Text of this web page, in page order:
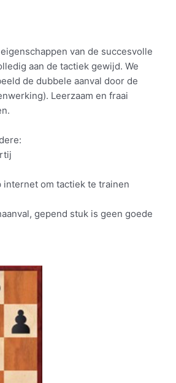
van de succesvolle
aan de tactiek gewijd. We
de dubbele aanval door de
Leerzaam en fraai
internet om tactiek te trainen
gepend stuk is geen goede